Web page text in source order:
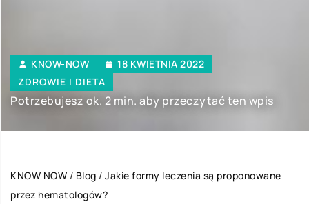
KNOW-NOW
18 KWIETNIA 2022
ZDROWIE I DIETA
Potrzebujesz ok. 2 min. aby przeczytać ten wpis
KNOW NOW / Blog / Jakie formy leczenia są proponowane
przez hematologów?